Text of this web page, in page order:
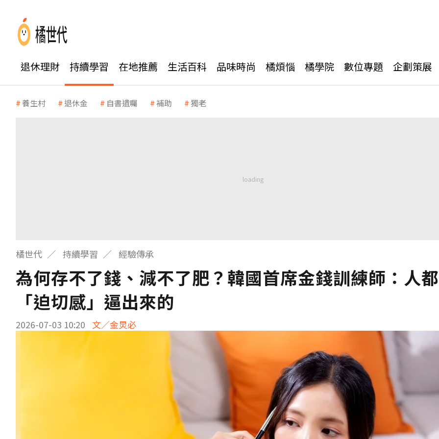
退休理財 持續學習 在地推薦 生活百科 品味時尚 橘煩惱 橘學院 數位專題 企劃策展
養生村 退休金 自書遺囑 補助 獨老
橘世代 持續學習 經驗傳承
為何存不了錢、減不了肥？韓國首席金錢訓練師：人
「迫切感」逼出來的
2026-07-03 10:20 文／金炅必